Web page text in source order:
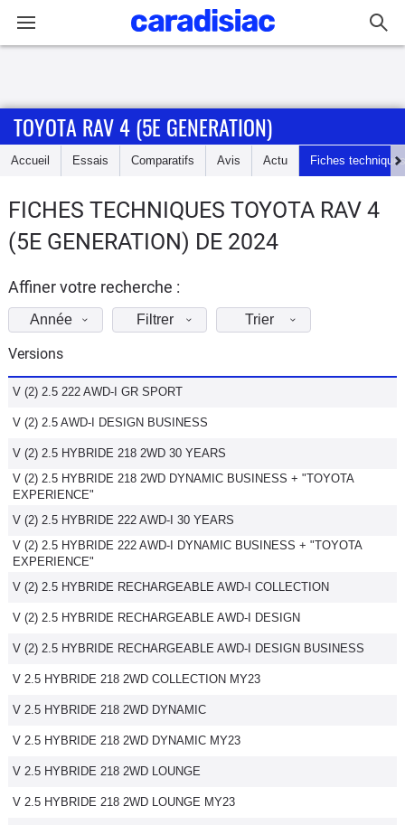
Accueil
Essais
d'achat
Electriques
Utilitaires
Flottes
Auto
Services
Forum
Moto
TOYOTA RAV 4 (5E GENERATION)
Accueil Essais Comparatifs Avis Actu Fiches techniques
FICHES TECHNIQUES TOYOTA RAV 4
(5E GENERATION) DE 2024
Affiner votre recherche :
Année Filtrer Trier
Versions
V (2) 2.5 222 AWD-I GR SPORT
V (2) 2.5 AWD-I DESIGN BUSINESS
V (2) 2.5 HYBRIDE 218 2WD 30 YEARS
V (2) 2.5 HYBRIDE 218 2WD DYNAMIC BUSINESS + "TOYOTA
EXPERIENCE"
V (2) 2.5 HYBRIDE 222 AWD-I 30 YEARS
V (2) 2.5 HYBRIDE 222 AWD-I DYNAMIC BUSINESS + "TOYOTA
EXPERIENCE"
V (2) 2.5 HYBRIDE RECHARGEABLE AWD-I COLLECTION
V (2) 2.5 HYBRIDE RECHARGEABLE AWD-I DESIGN
V (2) 2.5 HYBRIDE RECHARGEABLE AWD-I DESIGN BUSINESS
V 2.5 HYBRIDE 218 2WD COLLECTION MY23
V 2.5 HYBRIDE 218 2WD DYNAMIC
V 2.5 HYBRIDE 218 2WD DYNAMIC MY23
V 2.5 HYBRIDE 218 2WD LOUNGE
V 2.5 HYBRIDE 218 2WD LOUNGE MY23